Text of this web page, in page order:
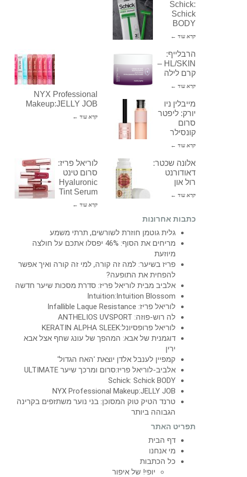
Schick:
Schick
BODY
קרא עוד ←
NYX Professional
Makeup:JELLY JOB
קרא עוד ←
הרבלייף:
HL/SKIN –
קרם לילה
קרא עוד ←
מייבלין ניו
יורק: ליפטר
סרום
קונסילר
קרא עוד ←
לוריאל פריז:
סרום טינט
Hyaluronic
Tint Serum
קרא עוד ←
אלונה שכטר:
דאודורנט
רול און
קרא עוד ←
כתבות אחרונות
גלית גוטמן חוזרת לשורשים, תרתי משמע
מריחים את הסוף: 46% יפסלו אתכם על חולצה
מיוזעת
פריז בשיער: למה זה קורה, למי זה קורה ואיך אפשר
להפחית את התופעה?
אלביב מבית לוריאל פריז: סדרת מסכות שיער חדשה
Intuition:Intuition Blossom
לוריאל פריז: Infallible Laque Resistance
לה רוש-פוזה: ANTHELIOS UVSPORT
לוריאל פרופסיונל:KERATIN ALPHA SLEEK
דוגמנית של אבא: המהפך של עונג שחף אצל אבא
ירין
קמפיין לענבל אלדן יוצאת 'האח הגדול'
אלביב-לוריאל פריז:סרום ומרכך שיער ULTIMATE
Schick: Schick BODY
NYX Professional Makeup:JELLY JOB
טרנד הטיק טוק המסוכן: בני נוער משתזפים בקרינה
הגבוהה ביותר
תפריט האתר
דף הבית
מי אנחנו
כל הכתבות
יופי! של איפור